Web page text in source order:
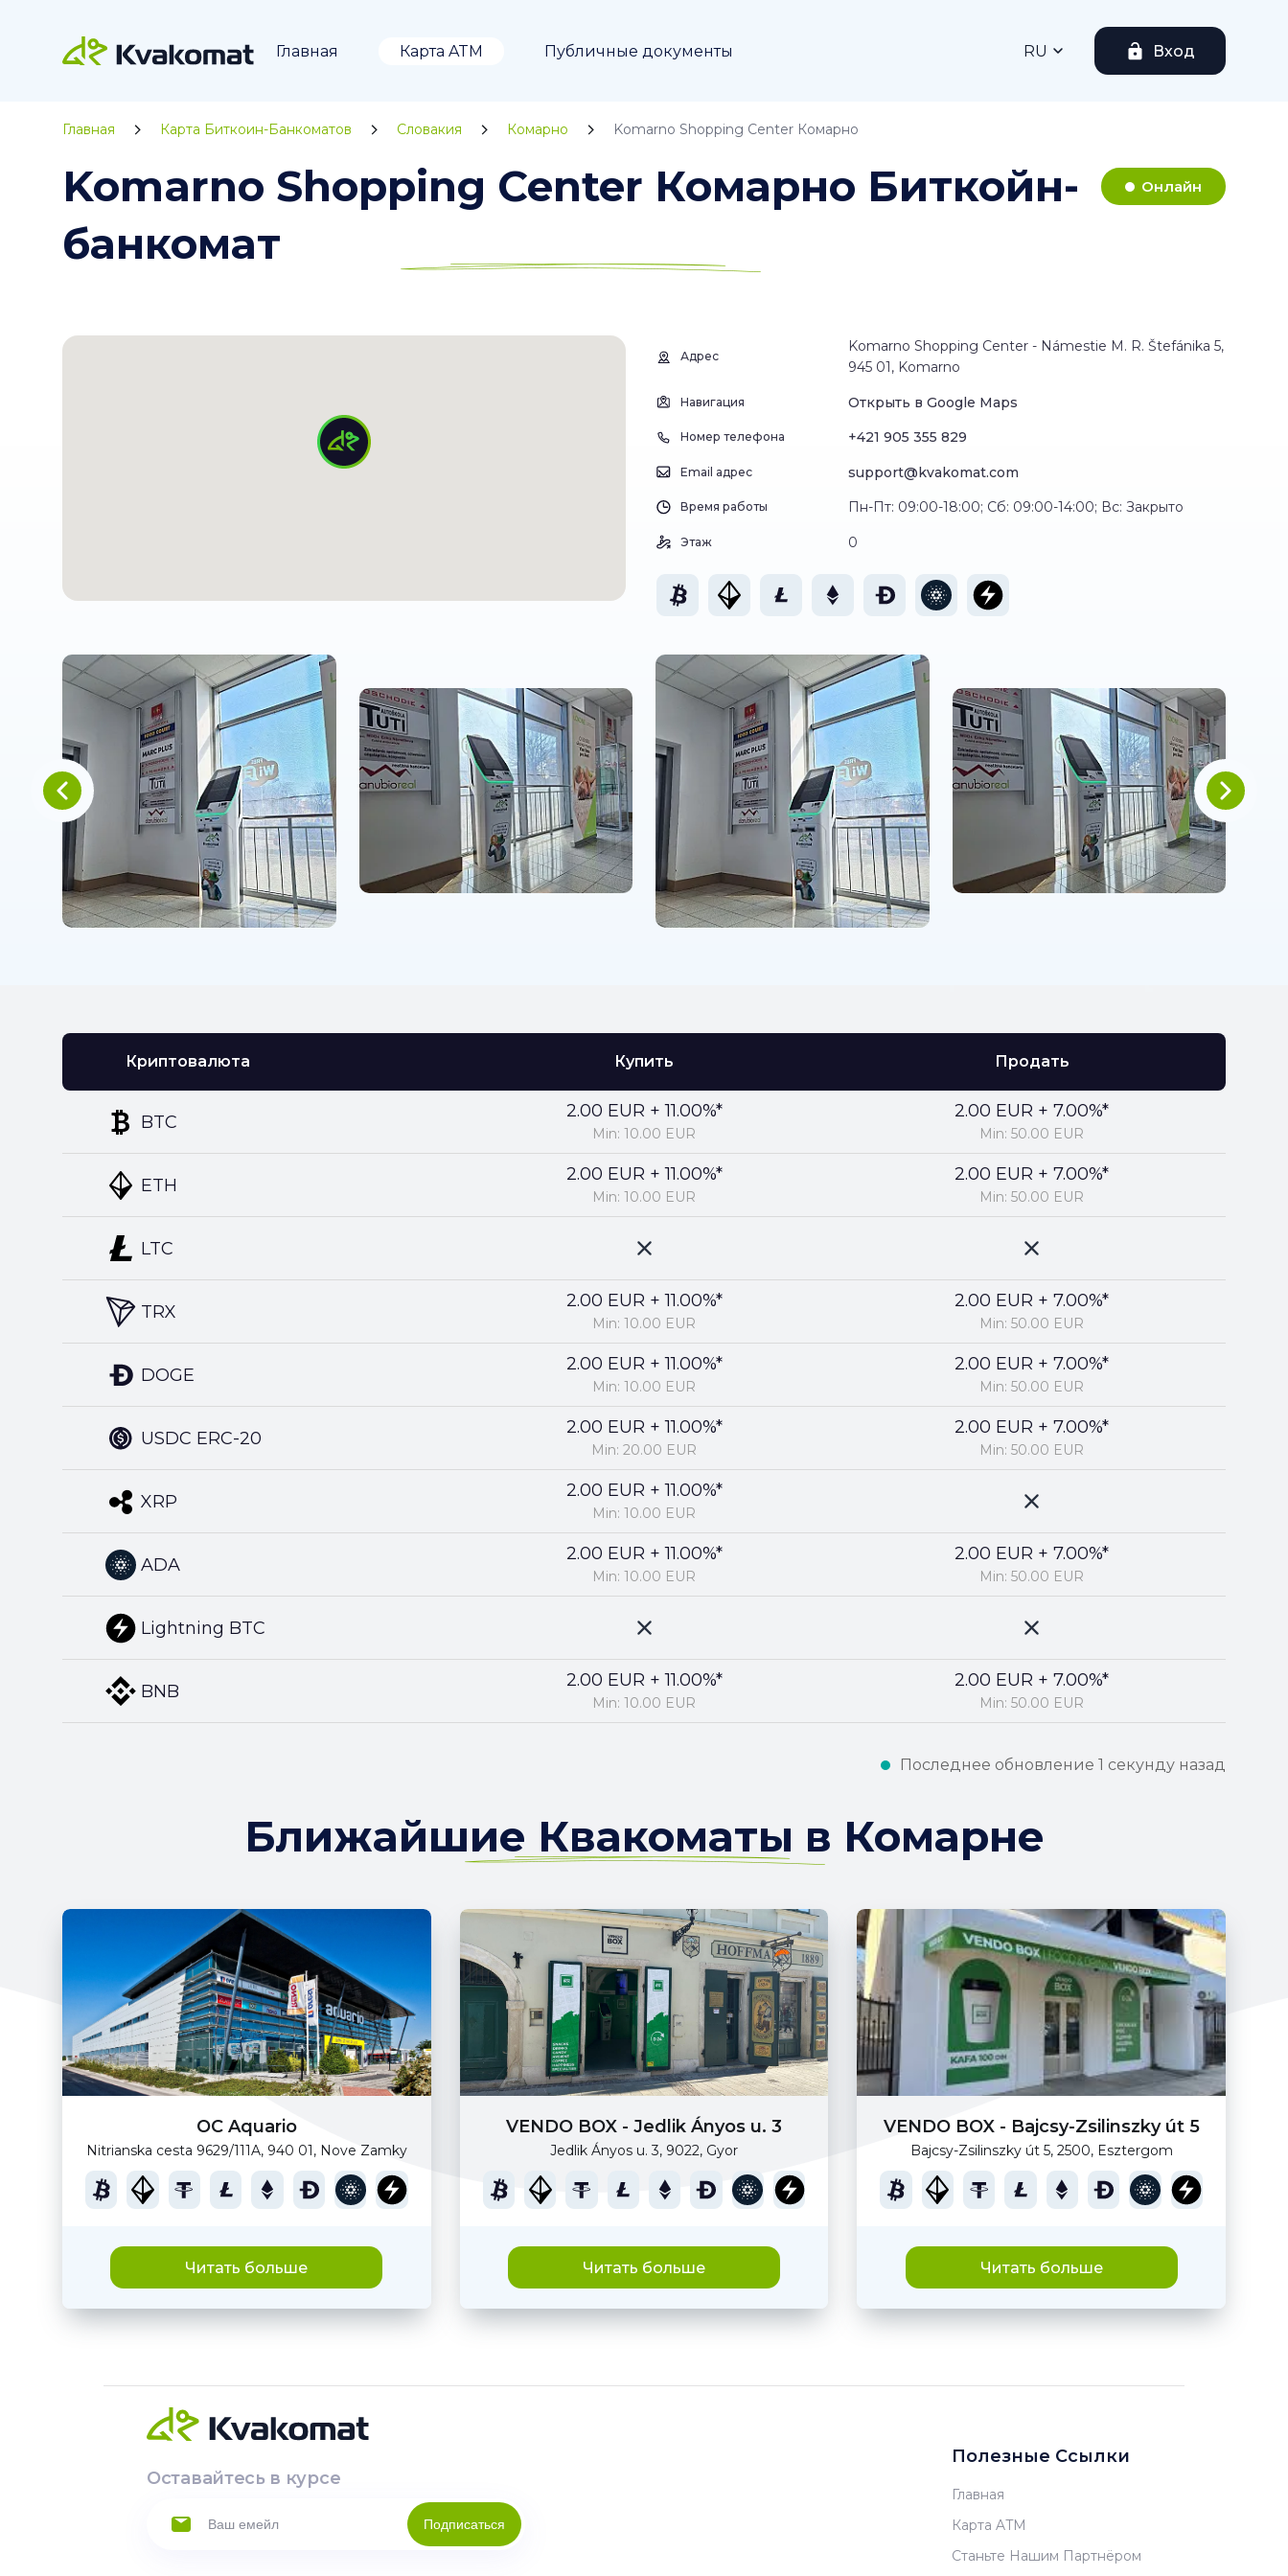
Главная Карта ATM Публичные документы RU Вход
Главная Карта Биткоин-Банкоматов Словакия Комарно Komarno Shopping Center Комарно
Komarno Shopping Center Комарно Биткойн-
банкомат
Онлайн
Адрес
Komarno Shopping Center - Námestie M. R. Štefánika 5,
945 01, Komarno
Навигация Открыть в Google Maps
Номер телефона +421 905 355 829
Email адрес support@kvakomat.com
Время работы Пн-Пт: 09:00-18:00; Сб: 09:00-14:00; Вс: Закрыто
Этаж 0
Криптовалюта
BTC
ETH
LTC
TRX
DOGE
USDC ERC-20
XRP
ADA
Lightning BTC
BNB
Купить
2.00 EUR + 11.00%*
Min: 10.00 EUR
2.00 EUR + 11.00%*
Min: 10.00 EUR
2.00 EUR + 11.00%*
Min: 10.00 EUR
2.00 EUR + 11.00%*
Min: 10.00 EUR
2.00 EUR + 11.00%*
Min: 20.00 EUR
2.00 EUR + 11.00%*
Min: 10.00 EUR
2.00 EUR + 11.00%*
Min: 10.00 EUR
2.00 EUR + 11.00%*
Min: 10.00 EUR
Продать
2.00 EUR + 7.00%*
Min: 50.00 EUR
2.00 EUR + 7.00%*
Min: 50.00 EUR
2.00 EUR + 7.00%*
Min: 50.00 EUR
2.00 EUR + 7.00%*
Min: 50.00 EUR
2.00 EUR + 7.00%*
Min: 50.00 EUR
2.00 EUR + 7.00%*
Min: 50.00 EUR
2.00 EUR + 7.00%*
Min: 50.00 EUR
Последнее обновление 1 секунду назад
Ближайшие Квакоматы в Комарне
OC Aquario
Nitrianska cesta 9629/111A, 940 01, Nove Zamky
Читать больше
VENDO BOX - Jedlik Ányos u. 3
Jedlik Ányos u. 3, 9022, Gyor
Читать больше
VENDO BOX - Bajcsy-Zsilinszky út 5
Bajcsy-Zsilinszky út 5, 2500, Esztergom
Читать больше
Оставайтесь в курсе
Подписаться
Полезные Ссылки
Главная
Карта ATM
Станьте Нашим Партнёром